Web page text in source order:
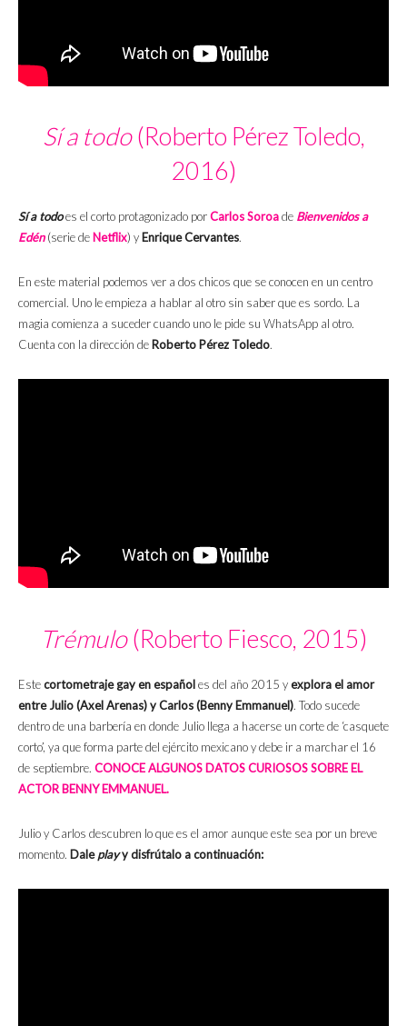
Sí a todo(Roberto Pérez Toledo,
2016)
Sí a todoes el corto protagonizado porCarlos Soroade Bienvenidos a
Edén (serie de Netflix) y Enrique Cervantes.
En este material podemos ver a dos chicos que se conocen en un centro
comercial. Uno le empieza a hablar al otro sin saber que es sordo. La
magia comienza a suceder cuando uno le pide su WhatsApp al otro.
Cuenta con la dirección de Roberto Pérez Toledo.
Trémulo(Roberto Fiesco, 2015)
Estecortometraje gay en españoles del año 2015 yexplora el amor
entre Julio (Axel Arenas) y Carlos (Benny Emmanuel). Todo sucede
dentro de una barbería en donde Julio llega a hacerse un corte de ‘casquete
corto’, ya que forma parte del ejército mexicano y debe ir a marchar el 16
de septiembre. CONOCE ALGUNOS DATOS CURIOSOS SOBRE EL
ACTOR BENNY EMMANUEL.
Julio y Carlos descubren lo que es el amor aunque este sea por un breve
momento. Daleplayy disfrútalo a continuación: